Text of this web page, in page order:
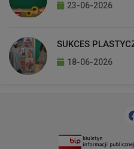
23-06-2026
SUKCES
18-06-2026